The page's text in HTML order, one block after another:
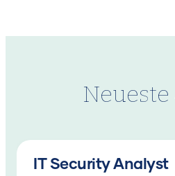
Neueste
IT Security Analyst